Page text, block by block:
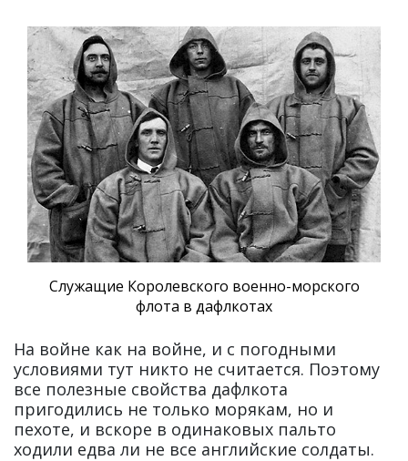
Служащие Королевского военно-морского
флота в дафлкотах
На войне как на войне, и с погодными
условиями тут никто не считается. Поэтому
все полезные свойства дафлкота
пригодились не только морякам, но и
пехоте, и вскоре в одинаковых пальто
ходили едва ли не все английские солдаты.